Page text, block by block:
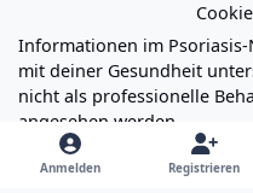
Informationen im
mit deiner Gesundheit
nicht als professionelle
angesehen werden.
Powered by
Anmelden Registrieren